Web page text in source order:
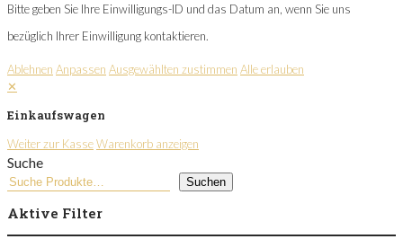
Bitte geben Sie Ihre Einwilligungs-ID und das Datum an, wenn Sie uns
bezüglich Ihrer Einwilligung kontaktieren.
Ablehnen Anpassen Ausgewählten zustimmen Alle erlauben
✕
Einkaufswagen
Weiter zur KasseWarenkorb anzeigen
Suche
Suchen
Aktive Filter